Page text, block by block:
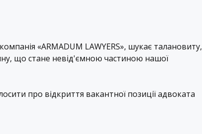
«ARMADUM LAWYERS», шукає талановиту,
що стане невід'ємною частиною нашої
про відкриття вакантної позиції адвоката